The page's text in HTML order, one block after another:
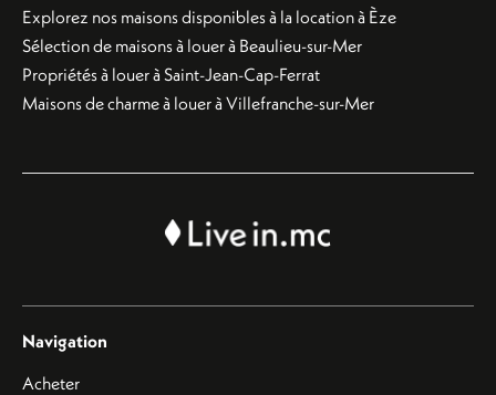
Explorez nos maisons disponibles à la location à Èze
Sélection de maisons à louer à Beaulieu-sur-Mer
Propriétés à louer à Saint-Jean-Cap-Ferrat
Maisons de charme à louer à Villefranche-sur-Mer
Navigation
Acheter